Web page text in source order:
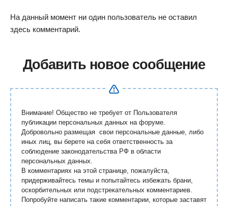
На данный момент ни один пользователь не оставил
здесь комментарий.
Добавить новое сообщение
Внимание! Общество не требует от Пользователя
публикации персональных данных на форуме.
Добровольно размещая свои персональные данные, либо
иных лиц, вы берете на себя ответственность за
соблюдение законодательства РФ в области
персональных данных.
В комментариях на этой странице, пожалуйста,
придерживайтесь темы и попытайтесь избежать брани,
оскорбительных или подстрекательных комментариев.
Попробуйте написать такие комментарии, которые заставят